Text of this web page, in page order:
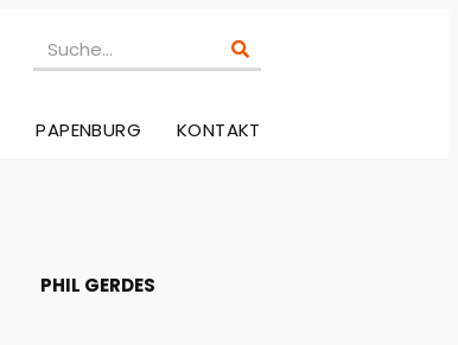
PAPENBURG KONTAKT
PHIL GERDES